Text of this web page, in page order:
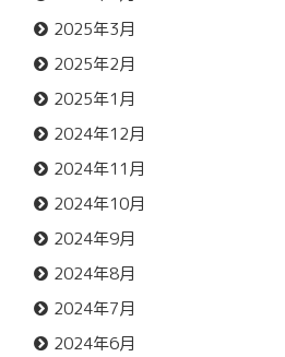
2025年3月
2025年2月
2025年1月
2024年12月
2024年11月
2024年10月
2024年9月
2024年8月
2024年7月
2024年6月